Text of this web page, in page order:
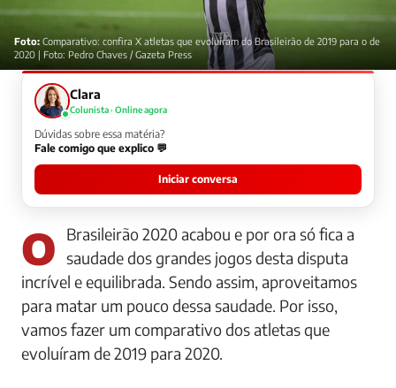
Foto: Comparativo: confira X atletas que evoluíram do Brasileirão de 2019 para o de
2020 | Foto: Pedro Chaves / Gazeta Press
Clara
Colunista · Online agora
Dúvidas sobre essa matéria?
Fale comigo que explico 💬
Iniciar conversa
O Brasileirão 2020 acabou e por ora só fica a saudade dos grandes jogos desta disputa
incrível e equilibrada. Sendo assim, aproveitamos
para matar um pouco dessa saudade. Por isso,
vamos fazer um comparativo dos atletas que
evoluíram de 2019 para 2020.